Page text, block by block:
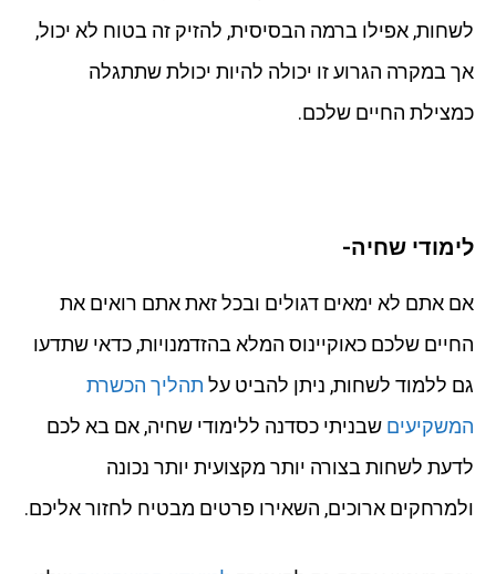
לשחות, אפילו ברמה הבסיסית, להזיק זה בטוח לא יכול,
אך במקרה הגרוע זו יכולה להיות יכולת שתתגלה
כמצילת החיים שלכם.
לימודי שחיה-
אם אתם לא ימאים דגולים ובכל זאת אתם רואים את
החיים שלכם כאוקיינוס המלא בהזדמנויות, כדאי שתדעו
גם ללמוד לשחות, ניתן להביט על תהליך הכשרת
המשקיעים שבניתי כסדנה ללימודי שחיה, אם בא לכם
לדעת לשחות בצורה יותר מקצועית יותר נכונה
ולמרחקים ארוכים, השאירו פרטים מבטיח לחזור אליכם.